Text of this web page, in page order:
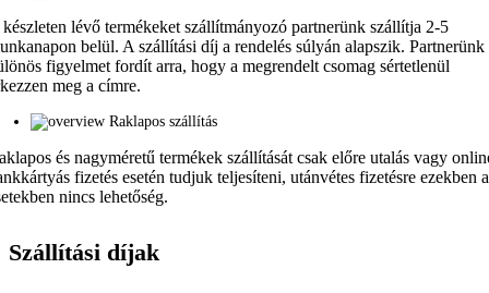
lévő termékeket szállítmányozó partnerünk szállítja 2-5
belül. A szállítási díj a rendelés súlyán alapszik. Partnerünk
figyelmet fordít arra, hogy a megrendelt csomag sértetlenül
meg a címre.
Raklapos szállítás
és nagyméretű termékek szállítását csak előre utalás vagy
fizetés esetén tudjuk teljesíteni, utánvétes fizetésre ezekben
nincs lehetőség.
Szállítási díjak